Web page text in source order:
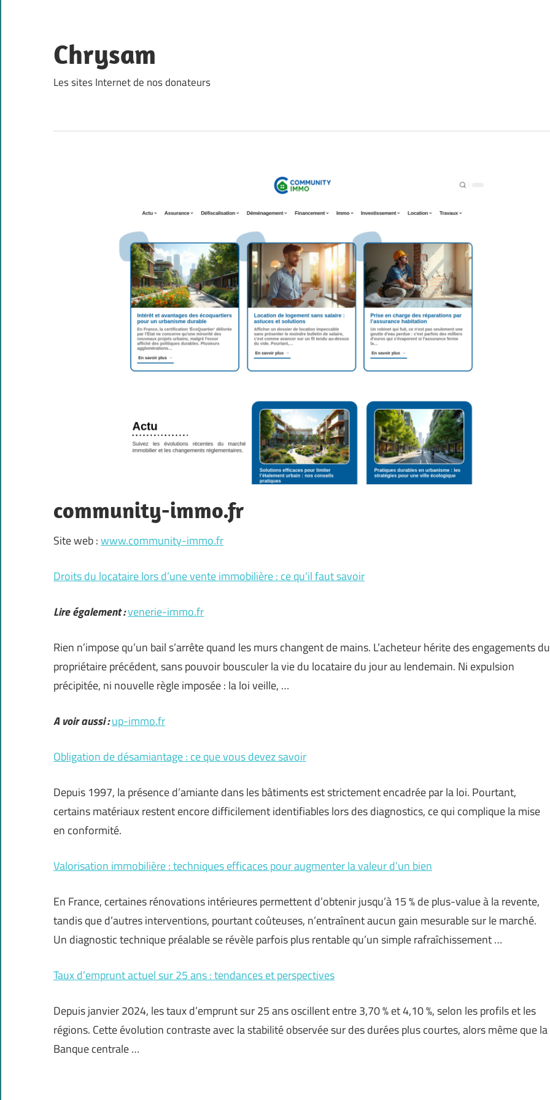
content
Chrysam
Les sites Internet de nos donateurs
community-immo.fr
Site web :www.community-immo.fr
Droits du locataire lors d’une vente immobilière : ce qu’il faut savoir
Lire également :venerie-immo.fr
Rien n’impose qu’un bail s’arrête quand les murs changent de mains. L’acheteur hérite des engagements du
propriétaire précédent, sans pouvoir bousculer la vie du locataire du jour au lendemain. Ni expulsion
précipitée, ni nouvelle règle imposée : la loi veille, …
A voir aussi :up-immo.fr
Obligation de désamiantage : ce que vous devez savoir
Depuis 1997, la présence d’amiante dans les bâtiments est strictement encadrée par la loi. Pourtant,
certains matériaux restent encore difficilement identifiables lors des diagnostics, ce qui complique la mise
en conformité.
Valorisation immobilière : techniques efficaces pour augmenter la valeur d’un bien
En France, certaines rénovations intérieures permettent d’obtenir jusqu’à 15 % de plus-value à la revente,
tandis que d’autres interventions, pourtant coûteuses, n’entraînent aucun gain mesurable sur le marché.
Un diagnostic technique préalable se révèle parfois plus rentable qu’un simple rafraîchissement …
Taux d’emprunt actuel sur 25 ans : tendances et perspectives
Depuis janvier 2024, les taux d’emprunt sur 25 ans oscillent entre 3,70 % et 4,10 %, selon les profils et les
régions. Cette évolution contraste avec la stabilité observée sur des durées plus courtes, alors même que la
Banque centrale …